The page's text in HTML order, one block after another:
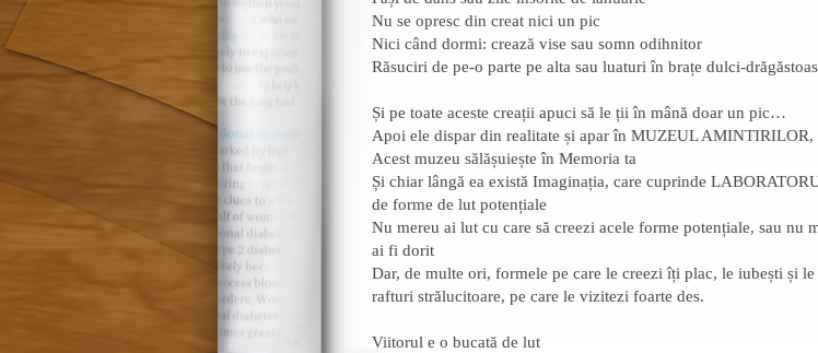
Nu se opresc din creat nici un pic
Nici când dormi: crează vise sau somn odihnitor
Răsuciri de pe-o parte pe alta sau luaturi în brațe dulci-
Și pe toate aceste creații apuci să le ții în mână doar un pic…
Apoi ele dispar din realitate și apar în MUZEUL AMINTIRILOR,
Acest muzeu sălășuiește în Memoria ta
Și chiar lângă ea există Imaginația, care cuprinde
de forme de lut potențiale
Nu mereu ai lut cu care să creezi acele forme potențiale, sau nu
ai fi dorit
Dar, de multe ori, formele pe care le creezi îți plac, le iubești și le
rafturi strălucitoare, pe care le vizitezi foarte des.
Viitorul e o bucată de lut